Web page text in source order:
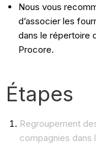
Nous vous
d’associer les
dans le répertoire
Procore.
Étapes
Regroupement
compagnies dans